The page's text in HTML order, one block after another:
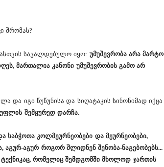
შრომას?
სავალდებულო იყო: უმუშევრობა არა მარტო
მართალია კანონი უმუშევრობის გამო არ
და იგი წუწუნისა და სიღატაკის სინონიმად იქცა
შემყურედ დარჩა.
კოლმეურნეობები და მეურნეობები,
აგურ როგორ შლიდნენ შენობა-ნაგებობებს...
რომელიც შემდგომში მხოლოდ ჯართის